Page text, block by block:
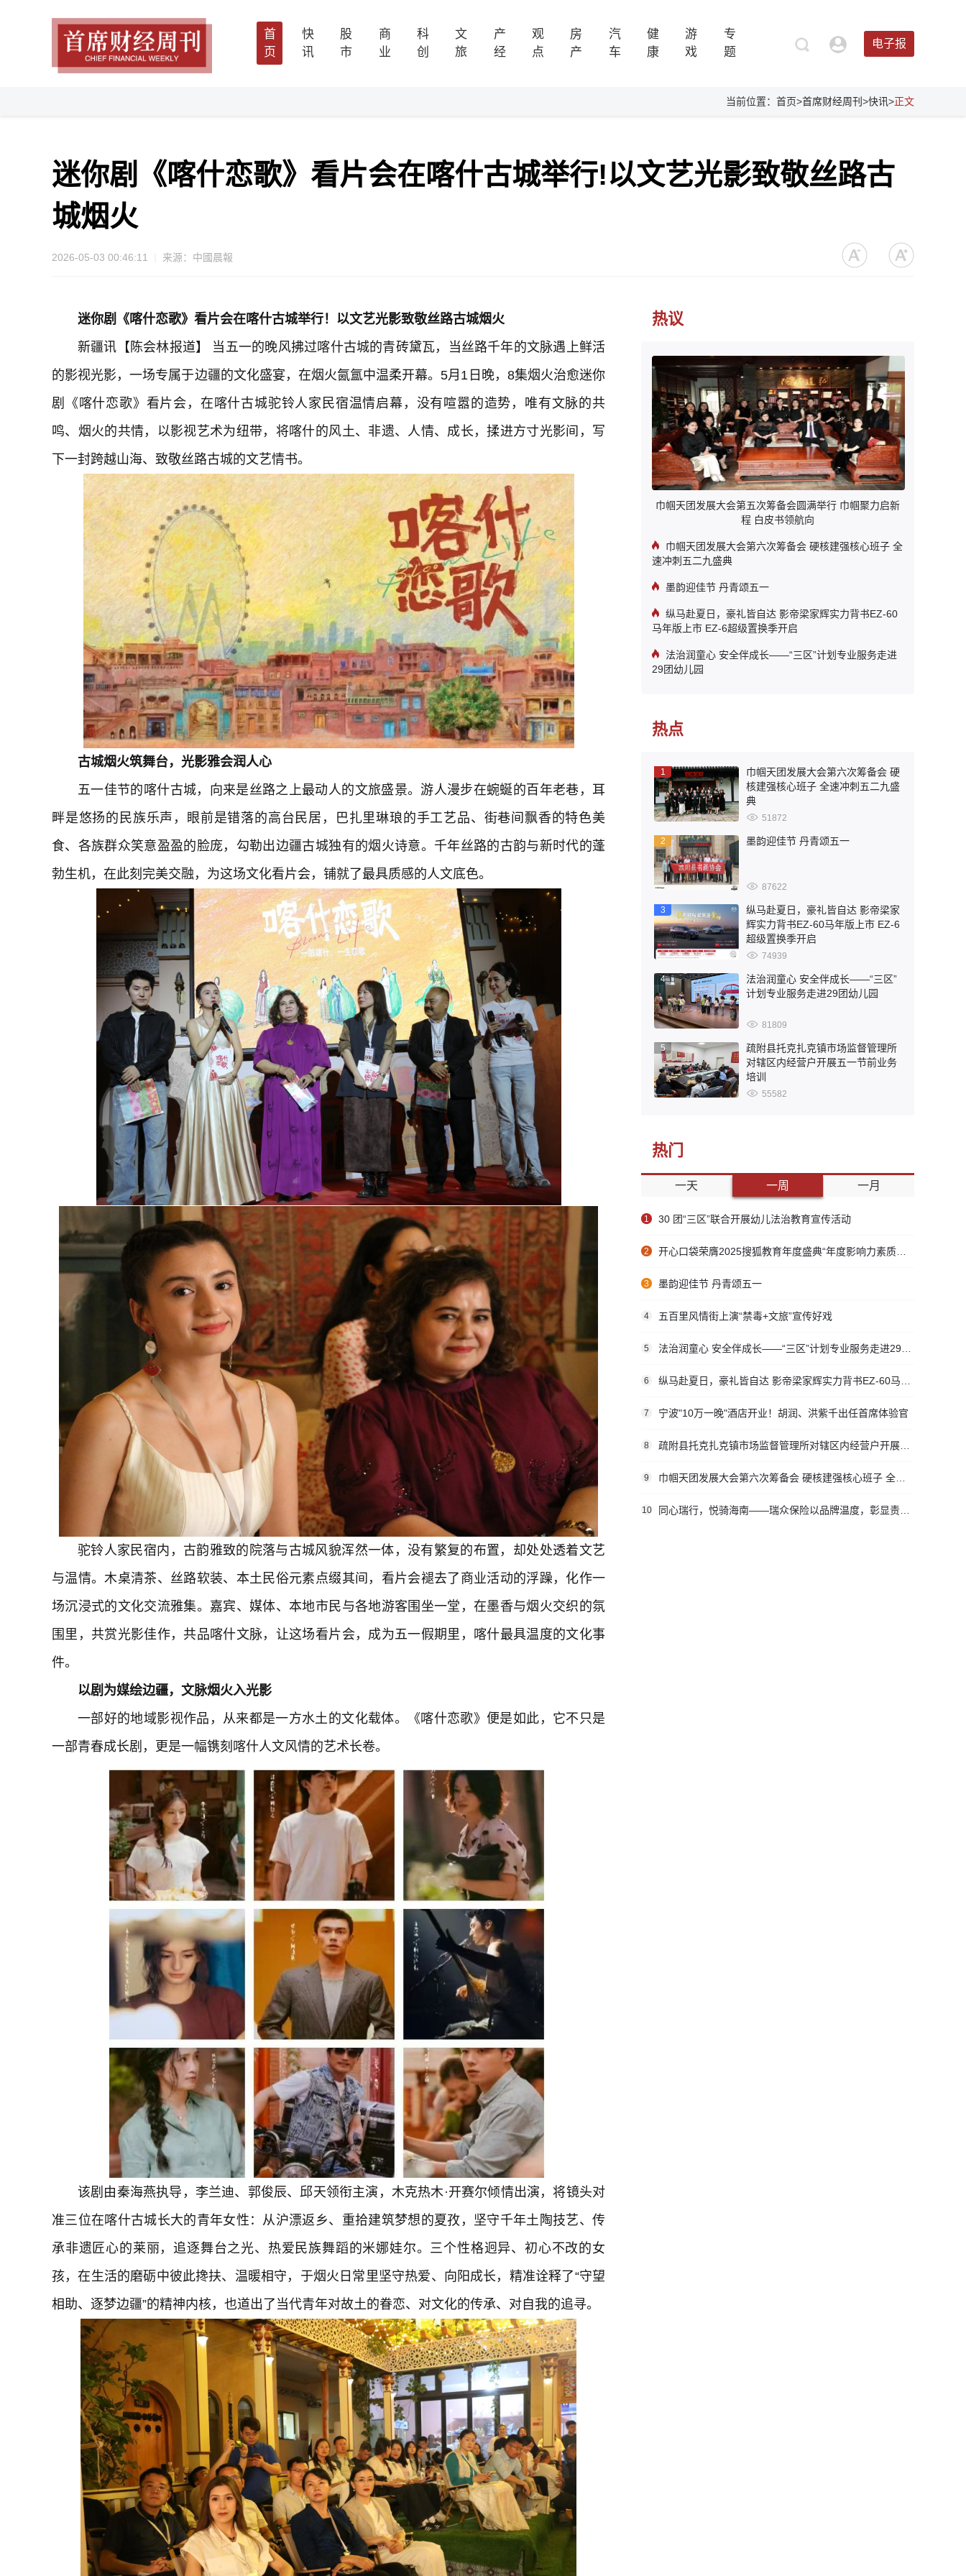
首
页
快
讯
股
市
商
业
科
创
文
旅
产
经
观
点
房
产
汽
车
健
康
游
戏
专
题
电子报
当前位置：首页>首席财经周刊 >快讯>正文
迷你剧《喀什恋歌》看片会在喀什古城举行!以文艺光影致敬丝路古
城烟火
2026-05-03 00:46:11 来源：中國晨報
迷你剧《喀什恋歌》看片会在喀什古城举行！以文艺光影致敬丝路古城烟火
新疆讯【陈会林报道】 当五一的晚风拂过喀什古城的青砖黛瓦，当丝路千年的文脉遇上鲜活
的影视光影，一场专属于边疆的文化盛宴，在烟火氤氲中温柔开幕。5月1日晚，8集烟火治愈迷你
剧《喀什恋歌》看片会，在喀什古城驼铃人家民宿温情启幕，没有喧嚣的造势，唯有文脉的共
鸣、烟火的共情，以影视艺术为纽带，将喀什的风土、非遗、人情、成长，揉进方寸光影间，写
下一封跨越山海、致敬丝路古城的文艺情书。
古城烟火筑舞台，光影雅会润人心
五一佳节的喀什古城，向来是丝路之上最动人的文旅盛景。游人漫步在蜿蜒的百年老巷，耳
畔是悠扬的民族乐声，眼前是错落的高台民居，巴扎里琳琅的手工艺品、街巷间飘香的特色美
食、各族群众笑意盈盈的脸庞，勾勒出边疆古城独有的烟火诗意。千年丝路的古韵与新时代的蓬
勃生机，在此刻完美交融，为这场文化看片会，铺就了最具质感的人文底色。
驼铃人家民宿内，古韵雅致的院落与古城风貌浑然一体，没有繁复的布置，却处处透着文艺
与温情。木桌清茶、丝路软装、本土民俗元素点缀其间，看片会褪去了商业活动的浮躁，化作一
场沉浸式的文化交流雅集。嘉宾、媒体、本地市民与各地游客围坐一堂，在墨香与烟火交织的氛
围里，共赏光影佳作，共品喀什文脉，让这场看片会，成为五一假期里，喀什最具温度的文化事
件。
以剧为媒绘边疆，文脉烟火入光影
一部好的地域影视作品，从来都是一方水土的文化载体。《喀什恋歌》便是如此，它不只是
一部青春成长剧，更是一幅镌刻喀什人文风情的艺术长卷。
该剧由秦海燕执导，李兰迪、郭俊辰、邱天领衔主演，木克热木·开赛尔倾情出演，将镜头对
准三位在喀什古城长大的青年女性：从沪漂返乡、重拾建筑梦想的夏孜，坚守千年土陶技艺、传
承非遗匠心的莱丽，追逐舞台之光、热爱民族舞蹈的米娜娃尔。三个性格迥异、初心不改的女
孩，在生活的磨砺中彼此搀扶、温暖相守，于烟火日常里坚守热爱、向阳成长，精准诠释了“守望
相助、逐梦边疆”的精神内核，也道出了当代青年对故土的眷恋、对文化的传承、对自我的追寻。
热议
巾帼天团发展大会第五次筹备会圆满举行 巾帼聚力启新
程 白皮书领航向
巾帼天团发展大会第六次筹备会 硬核建强核心班子 全
速冲刺五二九盛典
墨韵迎佳节 丹青颂五一
纵马赴夏日，豪礼皆自达 影帝梁家辉实力背书EZ-60
马年版上市 EZ-6超级置换季开启
法治润童心 安全伴成长——“三区”计划专业服务走进
29团幼儿园
热点
1
巾帼天团发展大会第六次筹备会 硬
核建强核心班子 全速冲刺五二九盛
典
51872
2 墨韵迎佳节 丹青颂五一
87622
3
纵马赴夏日，豪礼皆自达 影帝梁家
辉实力背书EZ-60马年版上市 EZ-6
超级置换季开启
74939
4
法治润童心 安全伴成长——“三区”
计划专业服务走进29团幼儿园
81809
5
疏附县托克扎克镇市场监督管理所
对辖区内经营户开展五一节前业务
培训
55582
热门
一天 一周 一月
1 30 团“三区”联合开展幼儿法治教育宣传活动
2 开心口袋荣膺2025搜狐教育年度盛典“年度影响力素质教育品牌”
3 墨韵迎佳节 丹青颂五一
4 五百里风情街上演“禁毒+文旅”宣传好戏
5 法治润童心 安全伴成长——“三区”计划专业服务走进29团幼儿园
6 纵马赴夏日，豪礼皆自达 影帝梁家辉实力背书EZ-60马年版上市 EZ-6超级置换季开启
7 宁波"10万一晚"酒店开业！胡润、洪紫千出任首席体验官
8 疏附县托克扎克镇市场监督管理所对辖区内经营户开展五一节前业务培训
9 巾帼天团发展大会第六次筹备会 硬核建强核心班子 全速冲刺五二九盛典
10 同心瑞行，悦骑海南——瑞众保险以品牌温度，彰显责任担当